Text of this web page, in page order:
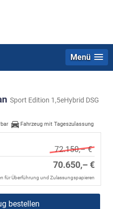
Menü
Sport Edition 1,5eHybrid DSG
Fahrzeug mit Tageszulassung
72.150,– €
70.650,– €
für Überführung und Zulassungspapieren
bestellen